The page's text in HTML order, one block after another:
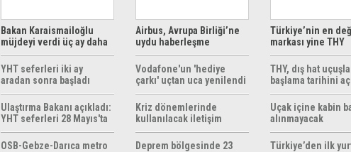
Bakan Karaismailoğlu
müjdeyi verdi üç ay daha
ücretsiz
YHT seferleri iki ay
aradan sonra başladı
Ulaştırma Bakanı açıkladı:
YHT seferleri 28 Mayıs'ta
başlıyor
OSB-Gebze-Darıca metro
Airbus, Avrupa Birliği’ne
uydu haberleşme
çözümleri sunuyor
Vodafone'un 'hediye
çarkı' uçtan uca yenilendi
Kriz dönemlerinde
kullanılacak iletişim
yöntemleri rehberi
hazırlandı
Deprem bölgesinde 23
Türkiye’nin en
markası yine THY
THY, dış hat
başlama tarihini
Uçak içine kabin
alınmayacak
Türkiye’den ilk yurt